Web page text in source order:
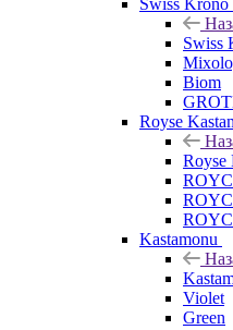
Swiss Krono
Swiss
Biom
Royse
Royse
Kastamonu
Violet
Green